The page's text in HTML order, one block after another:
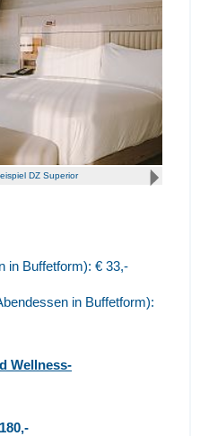
DZ Superior
in Buffetform): € 33,-
in Buffetform):
Wellness-